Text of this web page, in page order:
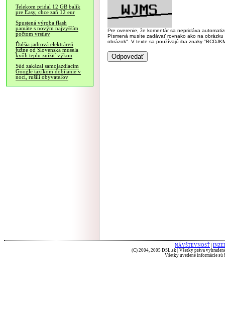
Telekom pridal 12 GB balík
pre Easy, chce zaň 12 eur
Spustená výroba flash
pamäte s novým najvyšším
počtom vrstiev
Ďalšia jadrová elektráreň
južne od Slovenska musela
kvôli teplu znížiť výkon
Súd zakázal samojazdiacim
Google taxíkom dobíjanie v
noci, rušili obyvateľov
Pre overenie, že komentár sa nepridáva
Písmená musíte zadávať rovnako ako na
obrázok". V texte sa používajú iba znaky
NÁVŠTEVNOSŤ
(C) 2004, 2005 DSL.sk | Všetky práva
Všetky uvedené informácie sú